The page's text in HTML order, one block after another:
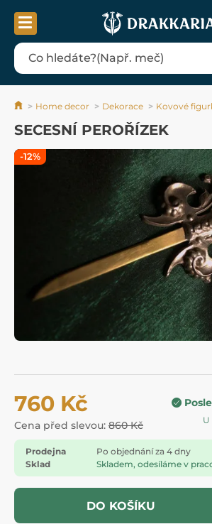
Home decor Dekorace Kovové
SECESNÍ PEROŘÍZEK
760 Kč
Cena před slevou: 860 Kč U
Prodejna
Po objednání za 4 dny
Sklad
Skladem, odesíláme v
DO KOŠÍKU
-12%